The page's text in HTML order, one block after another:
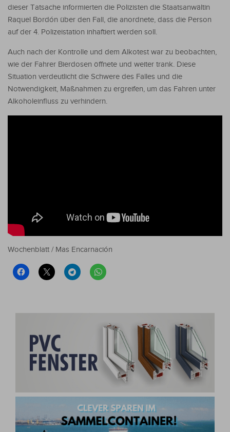
dieser Tatsache informierten die Polizisten die Staatsanwältin
Raquel Bordón über den Fall, die anordnete, dass die Person
auf der 4. Polizeistation inhaftiert werden soll.
Auch nach der Kontrolle und dem Alkotest war zu beobachten,
wie der Fahrer Bierdosen öffnete und weiter trank. Diese
Situation verdeutlicht die Schwere des Falles und die
Notwendigkeit, Maßnahmen zu ergreifen, um das Fahren unter
Alkoholeinfluss zu verhindern.
Wochenblatt / Mas Encarnación